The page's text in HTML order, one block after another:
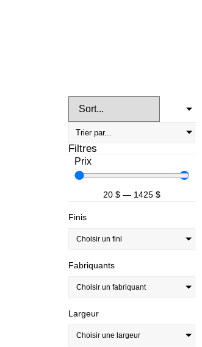
Filtres
Prix
20 $ — 1425 $
Finis
Choisir un fini
Fabriquants
Choisir un fabriquant
Largeur
Choisir une largeur